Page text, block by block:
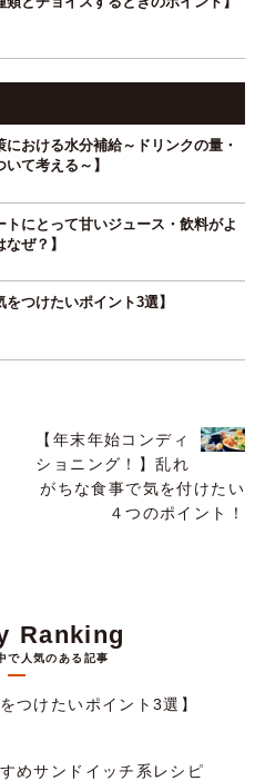
における水分補給～ドリンクの量・
て考える～】
トにとって甘いジュース・飲料がよ
ぜ？】
をつけたいポイント3選】
【年末年始コンディ
ショニング！】乱れ
がちな食事で気を付けたい
４つのポイント！
Ranking
で人気のある記事
つけたいポイント3選】
めサンドイッチ系レシピ